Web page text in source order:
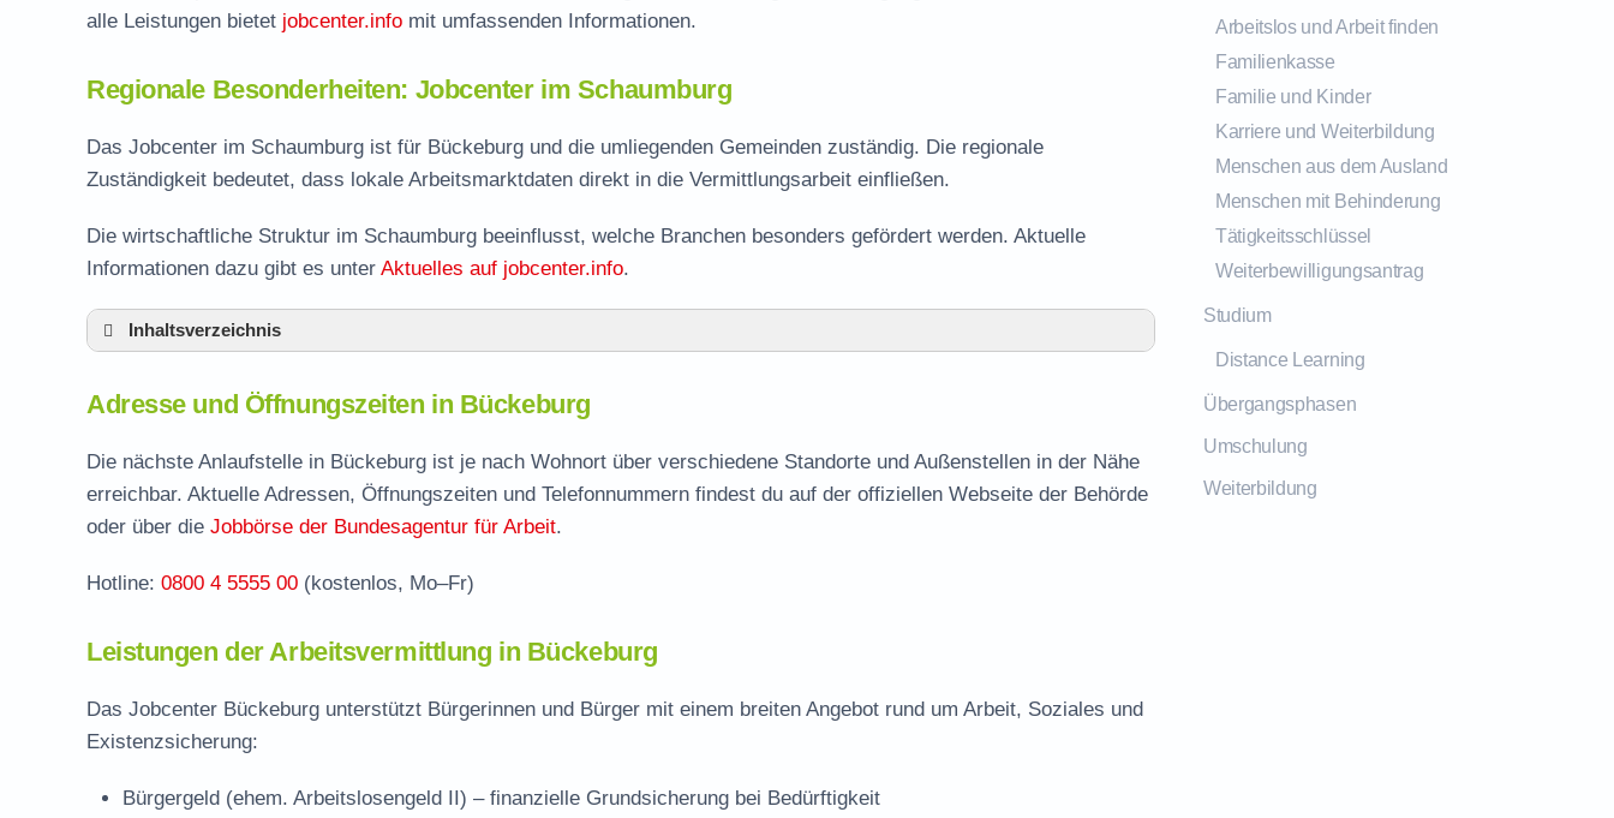
alle Leistungen bietet jobcenter.info mit umfassenden Informationen.
Regionale Besonderheiten: Jobcenter im Schaumburg
Das Jobcenter im Schaumburg ist für Bückeburg und die umliegenden Gemeinden zuständig. Die regionale
Zuständigkeit bedeutet, dass lokale Arbeitsmarktdaten direkt in die Vermittlungsarbeit einfließen.
Die wirtschaftliche Struktur im Schaumburg beeinflusst, welche Branchen besonders gefördert werden. Aktuelle
Informationen dazu gibt es unter Aktuelles auf jobcenter.info.
Inhaltsverzeichnis
Leistungen der Arbeitsvermittlung in Bückeburg
Termin vereinbaren und Bürgergeld beantragen
Jobcenter Schaumburg – zuständige Stelle
Stellenangebote und Jobbörse in Bückeburg
Häufige Fragen rund ums Jobcenter
Adresse und Öffnungszeiten in Bückeburg
Die nächste Anlaufstelle in Bückeburg ist je nach Wohnort über verschiedene Standorte und Außenstellen in der Nähe
erreichbar. Aktuelle Adressen, Öffnungszeiten und Telefonnummern findest du auf der offiziellen Webseite der Behörde
oder über die Jobbörse der Bundesagentur für Arbeit.
Hotline: 0800 4 5555 00 (kostenlos, Mo–Fr)
Leistungen der Arbeitsvermittlung in Bückeburg
Das Jobcenter Bückeburg unterstützt Bürgerinnen und Bürger mit einem breiten Angebot rund um Arbeit, Soziales und
Existenzsicherung:
Bürgergeld (ehem. Arbeitslosengeld II) – finanzielle Grundsicherung bei Bedürftigkeit
Arbeitslos und Arbeit finden
Familienkasse
Familie und Kinder
Karriere und Weiterbildung
Menschen aus dem Ausland
Menschen mit Behinderung
Tätigkeitsschlüssel
Weiterbewilligungsantrag
Studium
Distance Learning
Übergangsphasen
Umschulung
Weiterbildung